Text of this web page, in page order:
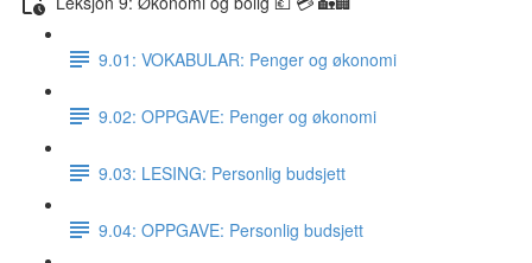
9.01: VOKABULAR: Penger og økonomi
9.02: OPPGAVE: Penger og økonomi
9.03: LESING: Personlig budsjett
9.04: OPPGAVE: Personlig budsjett